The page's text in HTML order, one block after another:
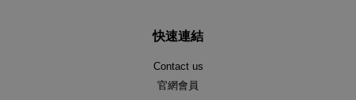
快速連結
Contact us
官網會員